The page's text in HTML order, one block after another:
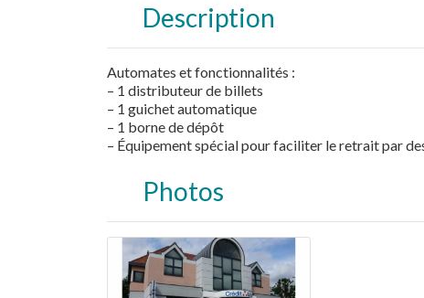
Description
Automates et fonctionnalités :
– 1 distributeur de billets
– 1 guichet automatique
– 1 borne de dépôt
– Équipement spécial pour faciliter le retrait par
Photos